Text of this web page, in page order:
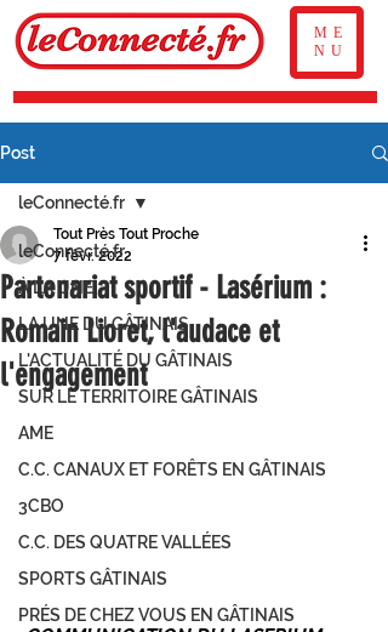
ME
NU
Post
leConnecté.fr
À LA UNE
LA UNE DU GÂTINAIS
L'ACTUALITÉ DU GÂTINAIS
SUR LE TERRITOIRE GÂTINAIS
AME
C.C. CANAUX ET FORÊTS EN GÂTINAIS
3CBO
C.C. DES QUATRE VALLÉES
SPORTS GÂTINAIS
PRÉS DE CHEZ VOUS EN GÂTINAIS
leConnecté.fr
Partenariat sportif - Lasérium :
Romain Lioret, l'audace et
l'engagement
Tout Près Tout Proche
7 févr. 2022